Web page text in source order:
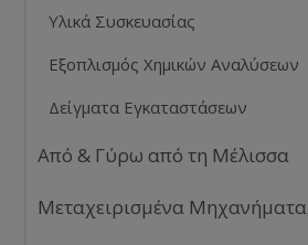
Υλικά Συσκευασίας
Εξοπλισμός Χημικών Αναλύσεων
Δείγματα Εγκαταστάσεων
Από & Γύρω από τη Μέλισσα
Μεταχειρισμένα Μηχανήματα